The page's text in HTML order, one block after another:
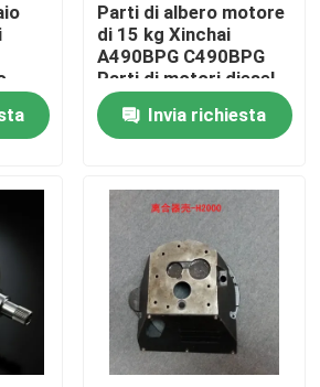
Parti di albero motore
di 15 kg Xinchai
A490BPG C490BPG
Parti di motori diesel
Invia richiesta